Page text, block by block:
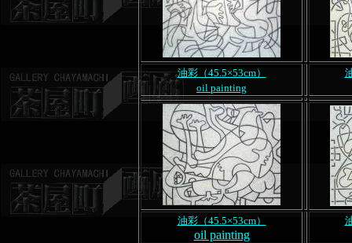
油彩（45.5×53cm）
oil painting
油彩（45.5×53cm）
oil painting